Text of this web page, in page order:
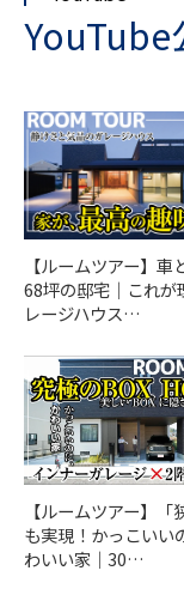
YouTube
【ルームツアー】車
68坪の邸宅｜これが
レージハウス…
【ルームツアー】「
も実現！かっこいい
わいい家｜30…